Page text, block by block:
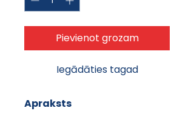
Pievienot grozam
Iegādāties tagad
Apraksts